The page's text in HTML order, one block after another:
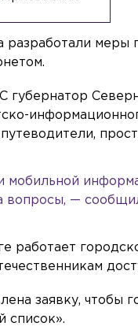
разработали меры
губернатор
мобильной
вопросы, —
работает
заявку, чтобы
список».